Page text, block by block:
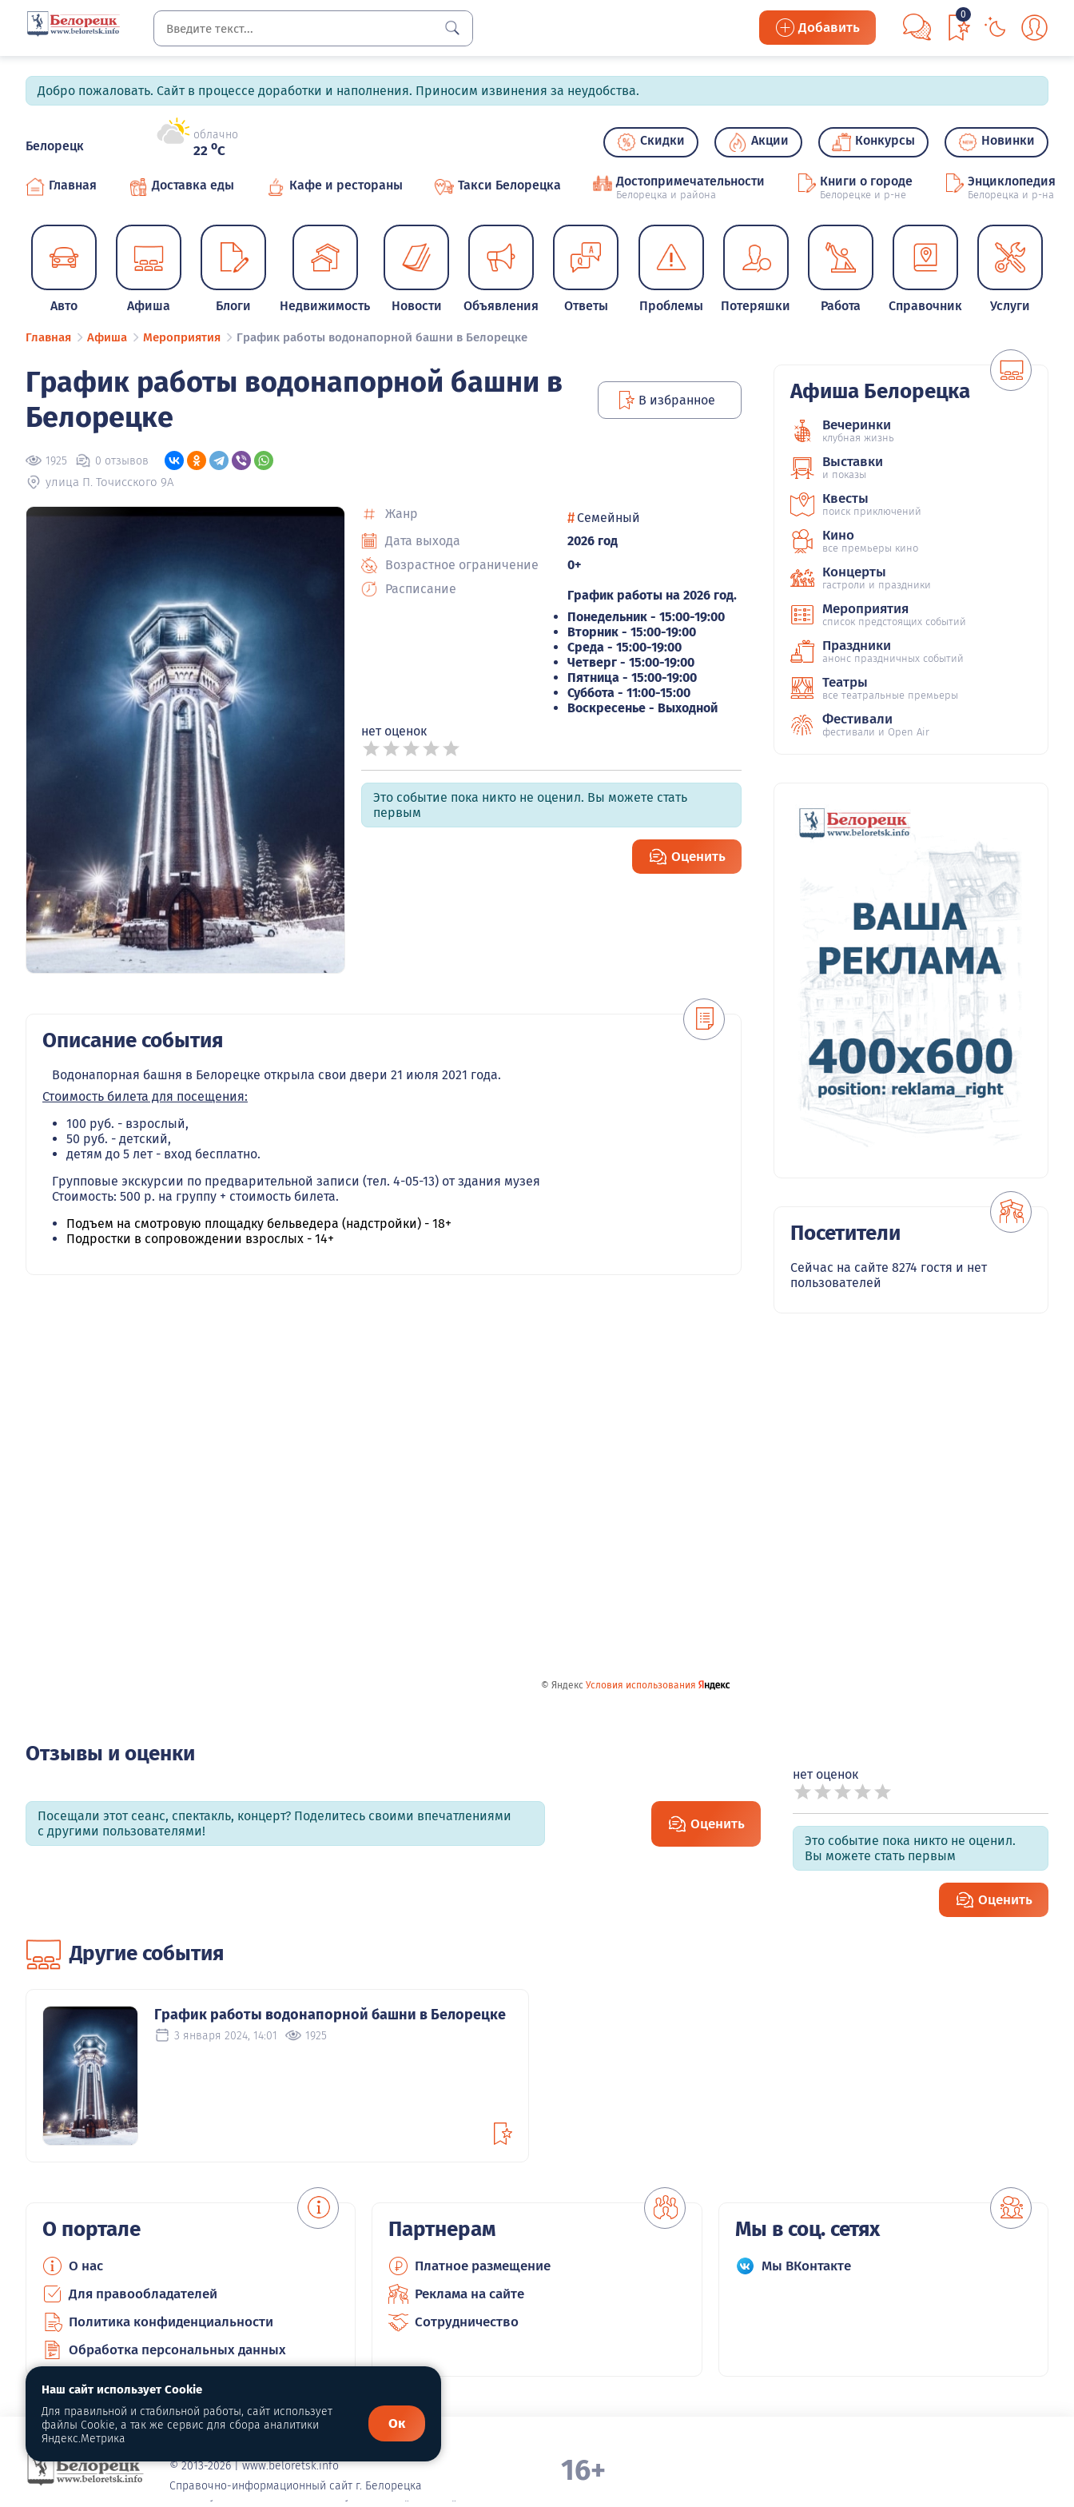
Добавить
0
Добро пожаловать. Сайт в процессе доработки и наполнения. Приносим извинения за неудобства.
Белорецк
облачно
22 oC
Скидки Акции Конкурсы Новинки
Главная Доставка еды Кафе и рестораны Такси Белорецка Достопримечательности
Белорецка и района
Книги о городе
Белорецке и р-не
Энциклопедия
Белорецка и р-на
Авто Афиша Блоги Недвижимость Новости Объявления Ответы Проблемы Потеряшки Работа Справочник Услуги
Главная Афиша Мероприятия График работы водонапорной башни в Белорецке
График работы водонапорной башни в
Белорецке
В избранное
1925 0 отзывов
улица П. Точисского 9А
Жанр # Семейный
Дата выхода
2026 год
Возрастное ограничение
0+
Расписание
График работы на 2026 год.
Понедельник - 15:00-19:00
Вторник - 15:00-19:00
Среда - 15:00-19:00
Четверг - 15:00-19:00
Пятница - 15:00-19:00
Суббота - 11:00-15:00
Воскресенье - Выходной
нет оценок
Это событие пока никто не оценил. Вы можете стать
первым
Оценить
Описание события
Водонапорная башня в Белорецке открыла свои двери 21 июля 2021 года.
Стоимость билета для посещения:
100 руб. - взрослый,
50 руб. - детский,
детям до 5 лет - вход бесплатно.
Групповые экскурсии по предварительной записи (тел. 4-05-13) от здания музея
Стоимость: 500 р. на группу + стоимость билета.
Подъем на смотровую площадку бельведера (надстройки) - 18+
Подростки в сопровождении взрослых - 14+
© Яндекс Условия использования
Афиша Белорецка
Вечеринки
клубная жизнь
Выставки
и показы
Квесты
поиск приключений
Кино
все премьеры кино
Концерты
гастроли и праздники
Мероприятия
список предстоящих событий
Праздники
анонс праздничных событий
Театры
все театральные премьеры
Фестивали
фестивали и Open Air
Посетители
Сейчас на сайте 8274 гостя и нет
пользователей
Отзывы и оценки
Посещали этот сеанс, спектакль, концерт? Поделитесь своими впечатлениями
с другими пользователями!
Оценить
нет оценок
Это событие пока никто не оценил.
Вы можете стать первым
Оценить
Другие события
График работы водонапорной башни в Белорецке
3 января 2024, 14:01 1925
О портале
О нас
Для правообладателей
Политика конфиденциальности
Обработка персональных данных
Партнерам
Платное размещение
Реклама на сайте
Сотрудничество
Мы в соц. сетях
Мы ВКонтакте
© 2013-2026 | www.beloretsk.info
Справочно-информационный сайт г. Белорецка
16+
Наш сайт использует Cookie
Для правильной и стабильной работы, сайт использует
файлы Cookie, а так же сервис для сбора аналитики
Яндекс.Метрика
Ок